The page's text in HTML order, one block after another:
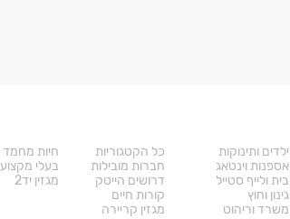
ילדים ותינוקות
אספנות וינטאג
בית ולייף סטייל
גינון וחוץ
משרד וריהוט
כל הקטגוריות
חברות מובילות
דרושים הייטק
קורות חיים
מגזין קריירה
חיות מחמד
בעלי מקצוע
מגזין יד2